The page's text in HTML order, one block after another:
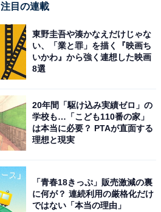
注目の連載
東野圭吾や湊かなえだけじゃな
い、「業と罪」を描く『映画ち
いかわ』から強く連想した映画
8選
20年間「駆け込み実績ゼロ」の
学校も…「こども110番の家」
は本当に必要？ PTAが直面する
理想と現実
「青春18きっぷ」販売激減の裏
に何が？ 連続利用の厳格化だけ
ではない「本当の理由」